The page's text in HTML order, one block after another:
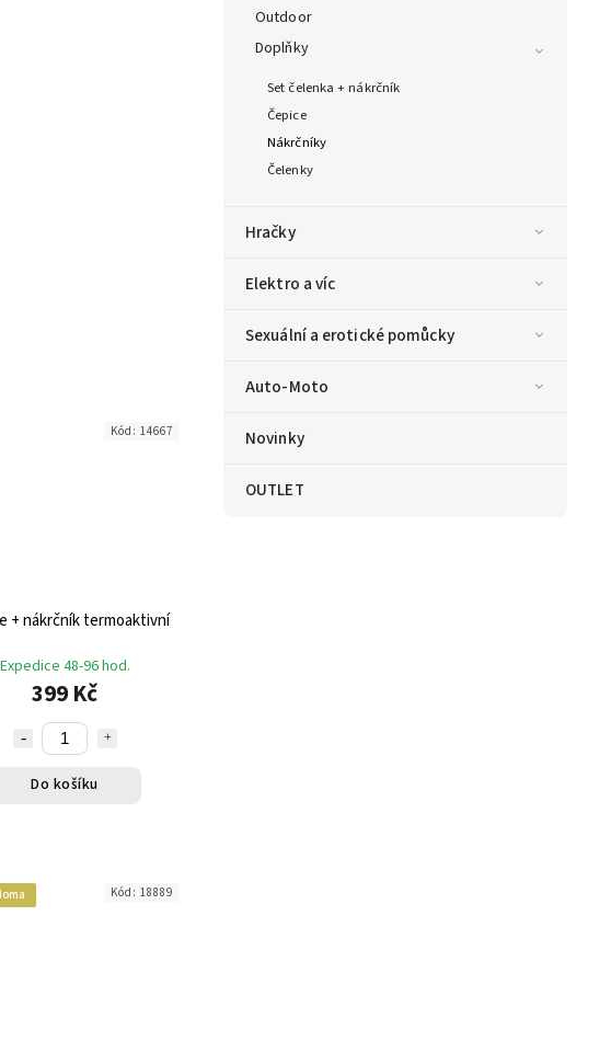
Outdoor
Doplňky
Set čelenka + nákrčník
Čepice
Nákrčníky
Čelenky
Hračky
Elektro a víc
Sexuální a erotické pomůcky
Auto-Moto
Novinky
OUTLET
+ nákrčník termoaktivní
Expedice 48-96 hod.
399 Kč
Do košíku
Kód: 14667
Kód: 18889